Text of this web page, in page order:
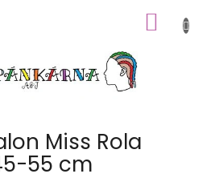
KOŠÍK
Miss Rola
55 cm